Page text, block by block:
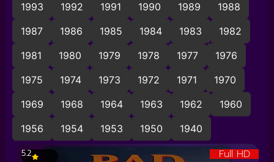
1993
1992 1991 1990 1989
1988
1987
1986 1985 1984 1983
1982
1981
1980 1979 1978 1977
1976
1975
1974 1973 1972 1971
1970
1969
1968 1964 1963 1962
1960
1956
1954 1953 1950 1940
Full HD
5.2